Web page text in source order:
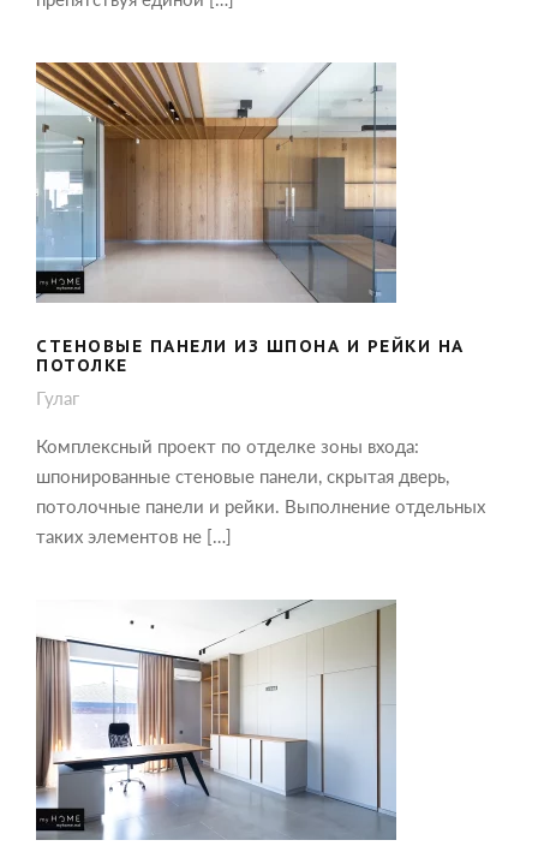
СТЕНОВЫЕ ПАНЕЛИ ИЗ ШПОНА И
РЕЙКИ НА ПОТОЛКЕ
СТЕНОВЫЕ ПАНЕЛИ ИЗ ШПОНА И РЕЙКИ НА
ПОТОЛКЕ
Гулаг
Комплексный проект по отделке зоны входа:
шпонированные стеновые панели, скрытая дверь,
потолочные панели и рейки. Выполнение отдельных
таких элементов не […]
ОФОРМЛЕНИЕ КАБИНЕТА: МЕБЕЛЬ,
СТЕНОВЫЕ ПАНЕЛИ И СКРЫТАЯ